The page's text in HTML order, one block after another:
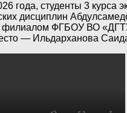
года, студенты 3 курса
дисциплин
филиалом ФГБОУ ВО
— Ильдарханова